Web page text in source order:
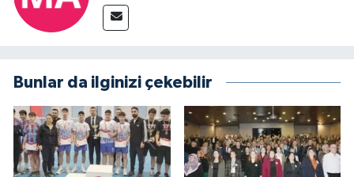
Bunlar da ilginizi çekebilir